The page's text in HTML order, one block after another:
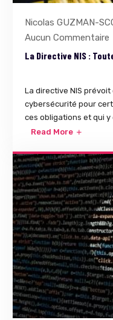
Nicolas GUZMAN-
Aucun Commentaire
La Directive NIS :
La directive NIS
cybersécurité pour
ces obligations et qui y
Read More